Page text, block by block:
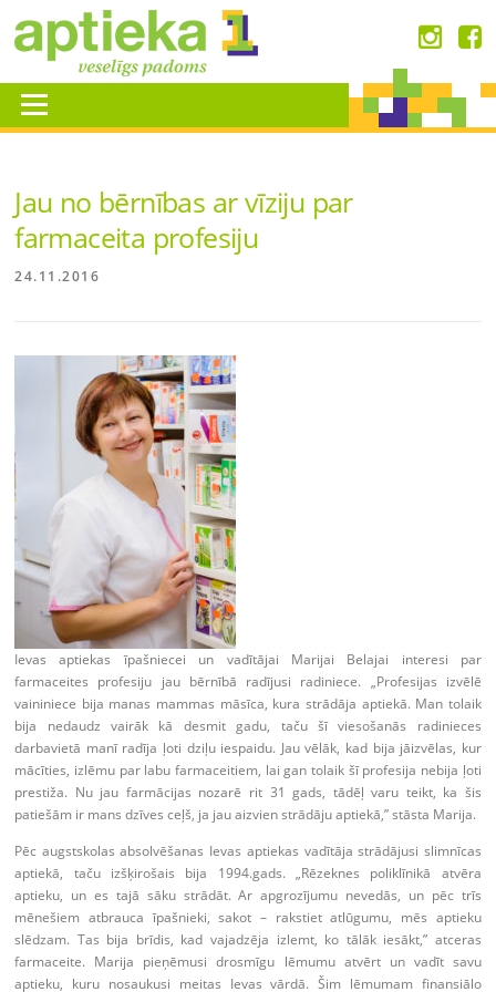
content
Menu
Jau no bērnības ar vīziju par
farmaceita profesiju
24.11.2016
Ievas aptiekas īpašniecei un vadītājai Marijai Belajai interesi par
farmaceites profesiju jau bērnībā radījusi radiniece. „Profesijas izvēlē
vaininiece bija manas mammas māsīca, kura strādāja aptiekā. Man tolaik
bija nedaudz vairāk kā desmit gadu, taču šī viesošanās radinieces
darbavietā manī radīja ļoti dziļu iespaidu. Jau vēlāk, kad bija jāizvēlas, kur
mācīties, izlēmu par labu farmaceitiem, lai gan tolaik šī profesija nebija ļoti
prestiža. Nu jau farmācijas nozarē rit 31 gads, tādēļ varu teikt, ka šis
patiešām ir mans dzīves ceļš, ja jau aizvien strādāju aptiekā,” stāsta Marija.
Pēc augstskolas absolvēšanas Ievas aptiekas vadītāja strādājusi slimnīcas
aptiekā, taču izšķirošais bija 1994.gads. „Rēzeknes poliklīnikā atvēra
aptieku, un es tajā sāku strādāt. Ar apgrozījumu nevedās, un pēc trīs
mēnešiem atbrauca īpašnieki, sakot – rakstiet atlūgumu, mēs aptieku
slēdzam. Tas bija brīdis, kad vajadzēja izlemt, ko tālāk iesākt,” atceras
farmaceite. Marija pieņēmusi drosmīgu lēmumu atvērt un vadīt savu
aptieku, kuru nosaukusi meitas Ievas vārdā. Šim lēmumam finansiālo